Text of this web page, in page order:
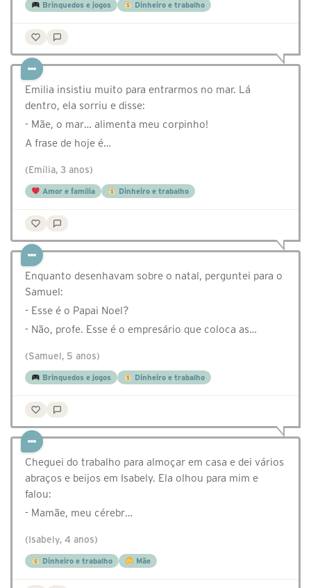
Brinquedos e jogos Dinheiro e trabalho
Emilia insistiu muito para entrarmos no mar. Lá
dentro, ela sorriu e disse:
- Mãe, o mar… alimenta meu corpinho!
A frase de hoje é…
(Emília, 3 anos)
Amor e família Dinheiro e trabalho
Enquanto desenhavam sobre o natal, perguntei para o
Samuel:
- Esse é o Papai Noel?
- Não, profe. Esse é o empresário que coloca as…
(Samuel, 5 anos)
Brinquedos e jogos Dinheiro e trabalho
Cheguei do trabalho para almoçar em casa e dei vários
abraços e beijos em Isabely. Ela olhou para mim e
falou:
- Mamãe, meu cérebr…
(Isabely, 4 anos)
Dinheiro e trabalho Mãe